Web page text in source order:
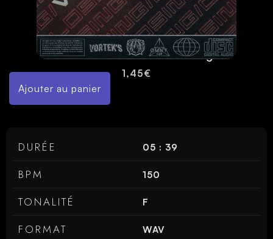
Teksa & Vortek’s – Closing
1,45€
Ajouter au panier
DURÉE 05 : 39
BPM 150
TONALITÉ F
FORMAT WAV